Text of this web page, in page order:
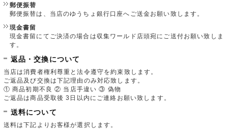
郵便振替
郵便振替は、当店のゆうちょ銀行口座へご送金お願い致します。
現金書留
現金書留にてご決済の場合は収集ワールド店頭宛にご送付お願い致しま
す。
返品・交換について
当店は消費者権利尊重と法令遵守を約束致します。
ご返品及び交換は下記理由のみ対応致します。
① 商品初期不良 ② 当店手違い ③ 偽物
ご返品は商品受取後 3日以内にご連絡お願い致します。
送料について
送料は下記よりお客様が選択します。